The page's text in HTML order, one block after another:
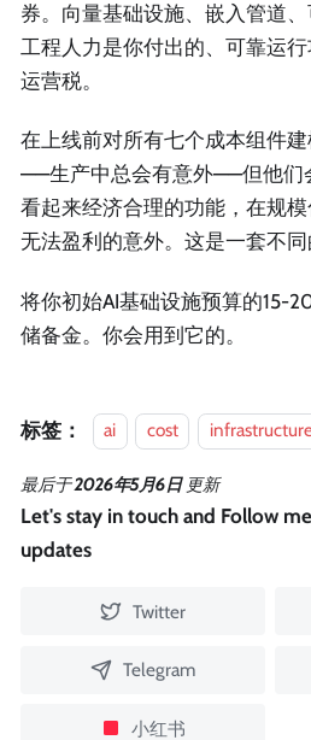
券。向量基础设施、嵌入管道
工程人力是你付出的、可靠运
运营税。
在上线前对所有七个成本组件
——生产中总会有意外——但他们
看起来经济合理的功能，在规
无法盈利的意外。这是一套不同
将你初始AI基础设施预算的15-
储备金。你会用到它的。
标签： ai cost
最后于2026年5月6日 更新
Let's stay in touch and Follow
updates
Twitter
Telegram
小红书